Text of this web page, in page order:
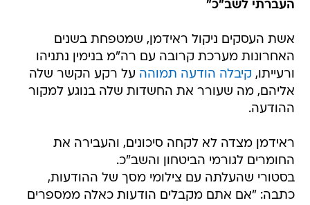
העברתי לשב"כ"
אשת העסקים ניקול ראידמן, שמטפחת בשנים
האחרונות מערכת קרובה עם רה"מ בנימין נתניהו
ורעייתו, קיבלה הודעה תמוהה על רקע הקשר שלה
אליהם, מה שעורר את החשדות שלה בנוגע למקור
ההודעה.
ראידמן מצדה לא לקחה סיכונים, והעבירה את
החומרים לגורמי הביטחון והשב"כ.
בסטורי שהעלתה עם צילומי מסך של ההודעות,
כתבה: "אם אתם מקבלים הודעות כאלה ממספרים